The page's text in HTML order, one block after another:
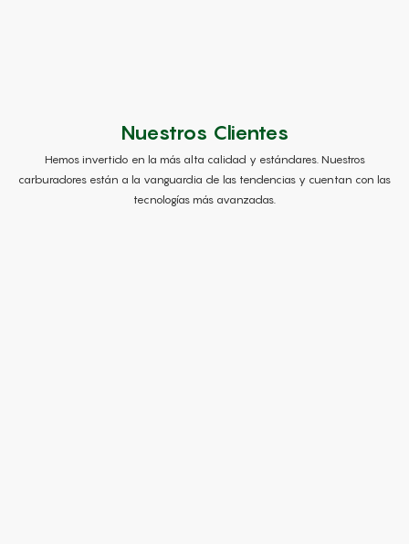
Nuestros Clientes
Hemos invertido en la más alta calidad y estándares. Nuestros
carburadores están a la vanguardia de las tendencias y cuentan con las
tecnologías más avanzadas.